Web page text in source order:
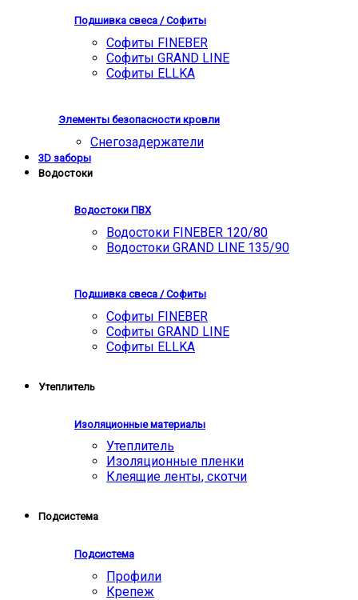
Подшивка свеса / Софиты
Софиты FINEBER
Софиты GRAND LINE
Софиты ELLKA
Элементы безопасности кровли
Снегозадержатели
3D заборы
Водостоки
Водостоки ПВХ
Водостоки FINEBER 120/80
Водостоки GRAND LINE 135/90
Подшивка свеса / Софиты
Софиты FINEBER
Софиты GRAND LINE
Софиты ELLKA
Утеплитель
Изоляционные материалы
Утеплитель
Изоляционные пленки
Клеящие ленты, скотчи
Подсистема
Подсистема
Профили
Крепеж